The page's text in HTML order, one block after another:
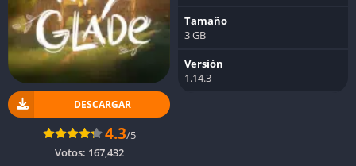
DESCARGAR
4.3/5
Votos: 167,432
Tamaño
3 GB
Versión
1.14.3